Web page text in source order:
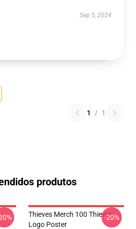
Sep 5, 2024
1 / 1
produtos
Thieves Merch 100 Thieves
Logo Poster
-20%